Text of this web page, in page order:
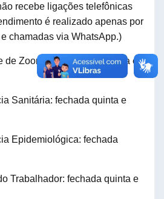
recebe ligações telefônicas
é realizado apenas por
chamadas via WhatsApp.)
Zoonoses: fechada quinta e
Sanitária: fechada quinta e
Epidemiológica: fechada
Trabalhador: fechada quinta e